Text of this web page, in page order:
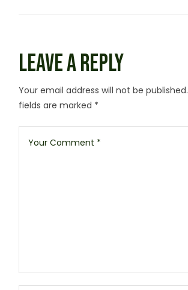
LEAVE A REPLY
Your email address will not be published.
fields are marked *